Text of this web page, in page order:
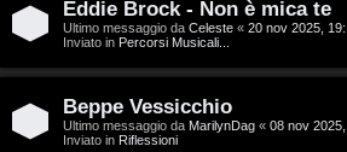
z
a
r
Eddie Brock - Non è mica te
Ultimo messaggio da Celeste « 20 nov 2025,
Inviato in Percorsi Musicali...
Beppe Vessicchio
Ultimo messaggio da MarilynDag « 08 nov 2025,
Inviato in Riflessioni
i
g
D